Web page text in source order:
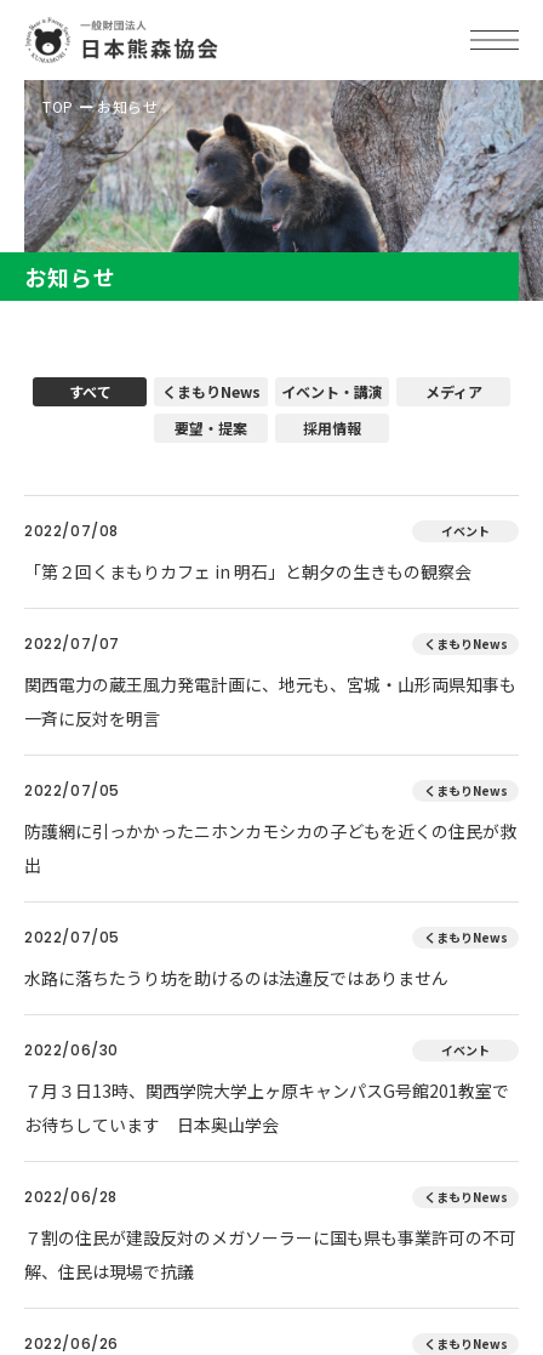
TOP お知らせ
お知らせ
すべて くまもりNews イベント・講演
メディア
要望・提案
採用情報
2022/07/08 イベント
「第２回くまもりカフェ in 明石」と朝夕の生きもの観察会
2022/07/07 くまもりNews
関西電力の蔵王風力発電計画に、地元も、宮城・山形両県知事も
一斉に反対を明言
2022/07/05 くまもりNews
防護網に引っかかったニホンカモシカの子どもを近くの住民が救
出
2022/07/05 くまもりNews
水路に落ちたうり坊を助けるのは法違反ではありません
2022/06/30 イベント
７月３日13時、関西学院大学上ヶ原キャンパスG号館201教室で
お待ちしています 日本奥山学会
2022/06/28 くまもりNews
７割の住民が建設反対のメガソーラーに国も県も事業許可の不可
解、住民は現場で抗議
2022/06/26 くまもりNews